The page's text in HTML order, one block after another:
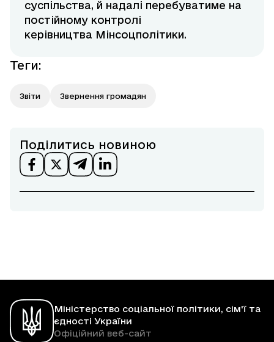
суспільства, й надалі перебуватиме на
постійному контролі
керівництва Мінсоцполітики.
Теги:
Звіти Звернення громадян
Поділитись новиною
Міністерство соціальної політики, сім'ї та
єдності України
Офіційний веб-сайт